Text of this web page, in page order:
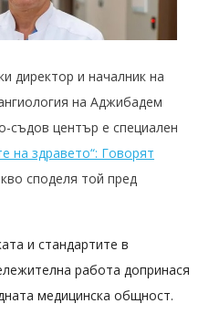
директор и началник на
на Аджибадем
център е специален
на здравето“: Говорят
споделя той пред
и стандартите в
работа допринася
медицинска общност.